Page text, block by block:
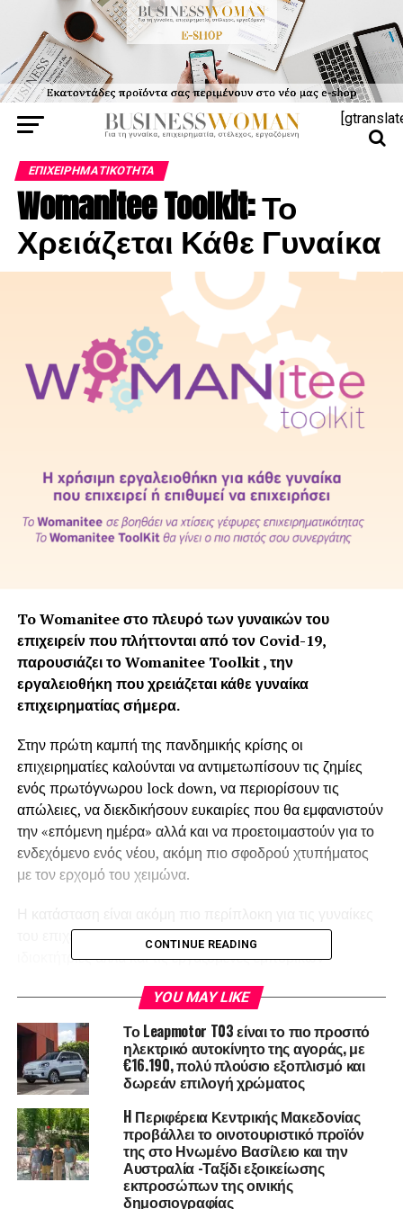
ΕΠΙΧΕΙΡΗΜΑΤΙΚΌΤΗΤΑ
Womanitee Toolkit: Το
Χρειάζεται Κάθε Γυναίκα
To Womanitee στο πλευρό των γυναικών του
επιχειρείν που πλήττονται από τον Covid-19,
παρουσιάζει το Womanitee Toolkit , την
εργαλειοθήκη που χρειάζεται κάθε γυναίκα
επιχειρηματίας σήμερα.
Στην πρώτη καμπή της πανδημικής κρίσης οι
επιχειρηματίες καλούνται να αντιμετωπίσουν τις ζημίες
ενός πρωτόγνωρου lock down, να περιορίσουν τις
απώλειες, να διεκδικήσουν ευκαιρίες που θα εμφανιστούν
την «επόμενη ημέρα» αλλά και να προετοιμαστούν για το
ενδεχόμενο ενός νέου, ακόμη πιο σφοδρού χτυπήματος
με τον ερχομό του χειμώνα.
του επιχειρείν, τις ελεύθερες επαγγελματίες, τις
ιδιοκτήτριες αλλά και τις εργαζόμενες εμπορικών
COVID-19 πλήττουν δυσανάλογα τις γυναίκες. Τις
τελευταίες δεκαετίες, οι μικρές επιχειρήσεις αποτελούν τον
κινητήρα για την αύξηση των γυναικών επιχειρηματιών,
καθώς η συντριπτική πλειοψηφία των γυναικών CEO &
founder διοικούν επιχειρήσεις που απασχολούν από 1
έως 500 εργαζομένους. Η πρώτη αντίδραση της αγοράς
δείχνει πως αυτές ακριβώς οι επιχειρήσεις είναι πιο
ευάλωτες στο αιφνίδιο «κλείδωμα» της αγοράς λόγω του
κορωνοϊού.
CONTINUE READING
YOU MAY LIKE
Το Leapmotor T03 είναι το πιο προσιτό
ηλεκτρικό αυτοκίνητο της αγοράς, με
€16.190, πολύ πλούσιο εξοπλισμό και
δωρεάν επιλογή χρώματος
H Περιφέρεια Κεντρικής Μακεδονίας
προβάλλει το οινοτουριστικό προϊόν
της στο Ηνωμένο Βασίλειο και την
Αυστραλία -Ταξίδι εξοικείωσης
εκπροσώπων της οινικής
δημοσιογραφίας